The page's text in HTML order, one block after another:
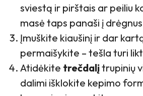
sviestą ir pirštais ar peiliu
masė taps panaši į
Įmuškite kiaušinį ir dar
permaišykite – tešla turi
Atidėkite trečdalįtrupinių
dalimi išklokite kepimo